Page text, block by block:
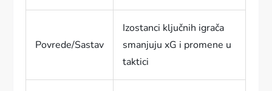
Povrede/Sastav
Izostanci ključnih igrača
smanjuju xG i promene u
taktici